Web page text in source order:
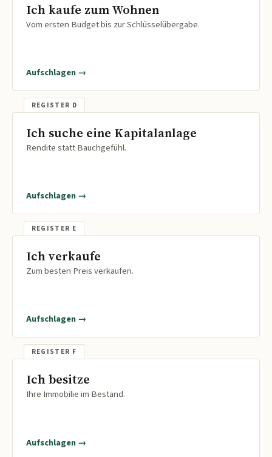
Ich kaufe zum Wohnen
Vom ersten Budget bis zur Schlüsselübergabe.
Aufschlagen →
Ich suche eine Kapitalanlage
Rendite statt Bauchgefühl.
Aufschlagen →
Ich verkaufe
Zum besten Preis verkaufen.
Aufschlagen →
Ich besitze
Ihre Immobilie im Bestand.
Aufschlagen →